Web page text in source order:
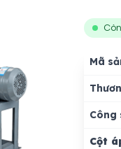
Mã
Công
Cột